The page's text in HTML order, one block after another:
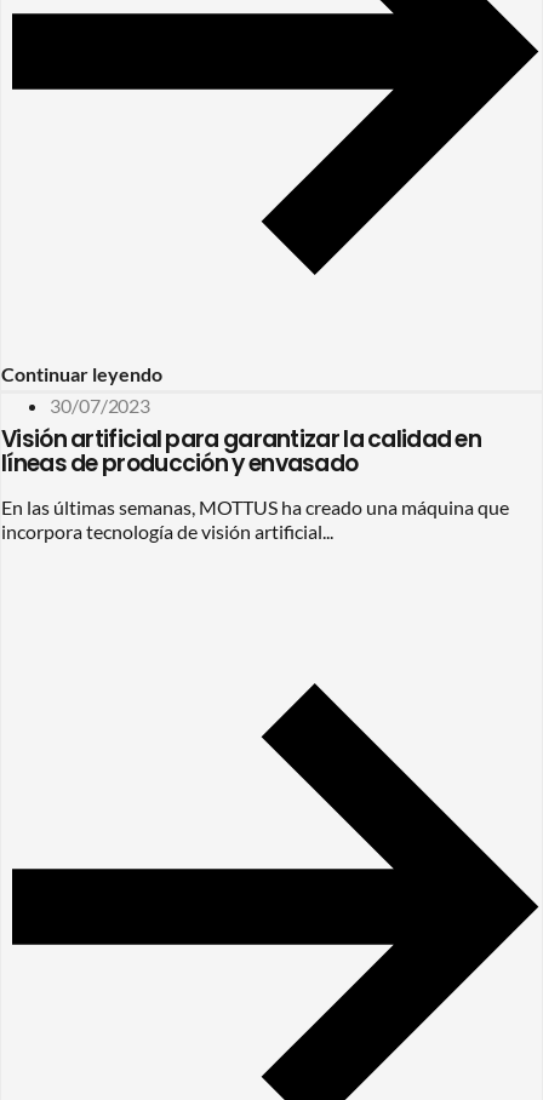
Continuar leyendo
30/07/2023
Visión artificial para garantizar la calidad en
líneas de producción y envasado
En las últimas semanas, MOTTUS ha creado una máquina que
incorpora tecnología de visión artificial...